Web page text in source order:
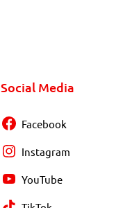
Social Media
Facebook
Instagram
YouTube